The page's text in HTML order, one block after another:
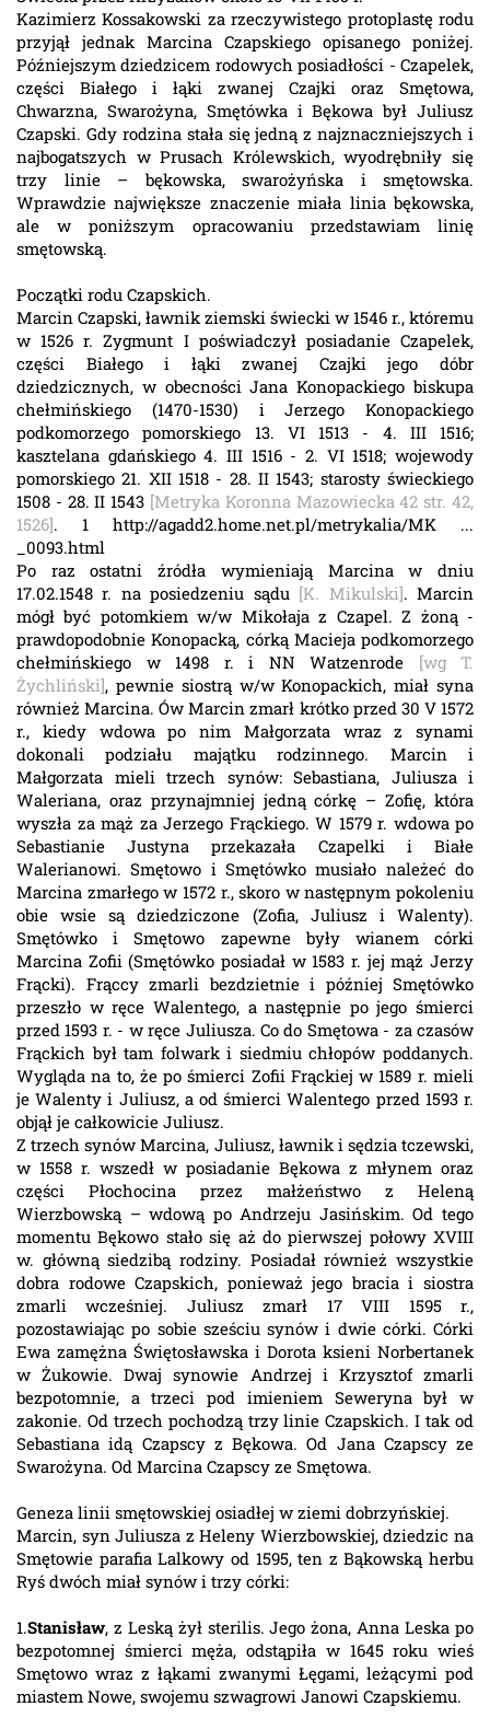
Kazimierz Kossakowski za rzeczywistego protoplastę rodu
przyjął jednak Marcina Czapskiego opisanego poniżej.
Późniejszym dziedzicem rodowych posiadłości - Czapelek,
części Białego i łąki zwanej Czajki oraz Smętowa,
Chwarzna, Swarożyna, Smętówka i Bękowa był Juliusz
Czapski. Gdy rodzina stała się jedną z najznaczniejszych i
najbogatszych w Prusach Królewskich, wyodrębniły się
trzy linie – bękowska, swarożyńska i smętowska.
Wprawdzie największe znaczenie miała linia bękowska,
ale w poniższym opracowaniu przedstawiam linię
smętowską.
Początki rodu Czapskich.
Marcin Czapski, ławnik ziemski świecki w 1546 r., któremu
w 1526 r. Zygmunt I poświadczył posiadanie Czapelek,
części Białego i łąki zwanej Czajki jego dóbr
dziedzicznych, w obecności Jana Konopackiego biskupa
chełmińskiego (1470-1530) i Jerzego Konopackiego
podkomorzego pomorskiego 13. VI 1513 - 4. III 1516;
kasztelana gdańskiego 4. III 1516 - 2. VI 1518; wojewody
pomorskiego 21. XII 1518 - 28. II 1543; starosty świeckiego
1508 - 28. II 1543 [Metryka Koronna Mazowiecka 42 str. 42,
1526]. 1 http://agadd2.home.net.pl/metrykalia/MK ...
_0093.html
Po raz ostatni źródła wymieniają Marcina w dniu
17.02.1548 r. na posiedzeniu sądu [K. Mikulski]. Marcin
mógł być potomkiem w/w Mikołaja z Czapel. Z żoną -
prawdopodobnie Konopacką, córką Macieja podkomorzego
chełmińskiego w 1498 r. i NN Watzenrode [wg T.
Żychliński], pewnie siostrą w/w Konopackich, miał syna
również Marcina. Ów Marcin zmarł krótko przed 30 V 1572
r., kiedy wdowa po nim Małgorzata wraz z synami
dokonali podziału majątku rodzinnego. Marcin i
Małgorzata mieli trzech synów: Sebastiana, Juliusza i
Waleriana, oraz przynajmniej jedną córkę – Zofię, która
wyszła za mąż za Jerzego Frąckiego. W 1579 r. wdowa po
Sebastianie Justyna przekazała Czapelki i Białe
Walerianowi. Smętowo i Smętówko musiało należeć do
Marcina zmarłego w 1572 r., skoro w następnym pokoleniu
obie wsie są dziedziczone (Zofia, Juliusz i Walenty).
Smętówko i Smętowo zapewne były wianem córki
Marcina Zofii (Smętówko posiadał w 1583 r. jej mąż Jerzy
Frącki). Frąccy zmarli bezdzietnie i później Smętówko
przeszło w ręce Walentego, a następnie po jego śmierci
przed 1593 r. - w ręce Juliusza. Co do Smętowa - za czasów
Frąckich był tam folwark i siedmiu chłopów poddanych.
Wygląda na to, że po śmierci Zofii Frąckiej w 1589 r. mieli
je Walenty i Juliusz, a od śmierci Walentego przed 1593 r.
objął je całkowicie Juliusz.
Z trzech synów Marcina, Juliusz, ławnik i sędzia tczewski,
w 1558 r. wszedł w posiadanie Bękowa z młynem oraz
części Płochocina przez małżeństwo z Heleną
Wierzbowską – wdową po Andrzeju Jasińskim. Od tego
momentu Bękowo stało się aż do pierwszej połowy XVIII
w. główną siedzibą rodziny. Posiadał również wszystkie
dobra rodowe Czapskich, ponieważ jego bracia i siostra
zmarli wcześniej. Juliusz zmarł 17 VIII 1595 r.,
pozostawiając po sobie sześciu synów i dwie córki. Córki
Ewa zamężna Świętosławska i Dorota ksieni Norbertanek
w Żukowie. Dwaj synowie Andrzej i Krzysztof zmarli
bezpotomnie, a trzeci pod imieniem Seweryna był w
zakonie. Od trzech pochodzą trzy linie Czapskich. I tak od
Sebastiana idą Czapscy z Bękowa. Od Jana Czapscy ze
Swarożyna. Od Marcina Czapscy ze Smętowa.
Geneza linii smętowskiej osiadłej w ziemi dobrzyńskiej.
Marcin, syn Juliusza z Heleny Wierzbowskiej, dziedzic na
Smętowie parafia Lalkowy od 1595, ten z Bąkowską herbu
Ryś dwóch miał synów i trzy córki:
1.Stanisław, z Leską żył sterilis. Jego żona, Anna Leska po
bezpotomnej śmierci męża, odstąpiła w 1645 roku wieś
Smętowo wraz z łąkami zwanymi Łęgami, leżącymi pod
miastem Nowe, swojemu szwagrowi Janowi Czapskiemu.